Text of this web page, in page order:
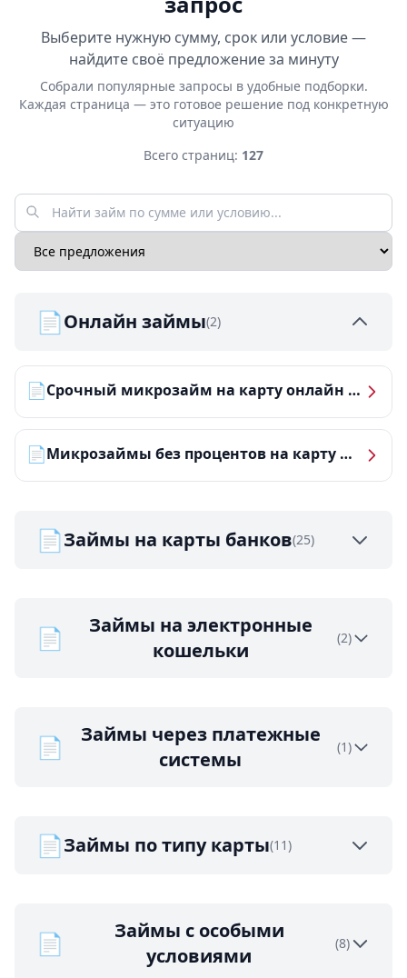
Выберите нужную сумму, срок или условие —
найдите своё предложение за минуту
Собрали популярные запросы в удобные подборки.
Каждая страница — это готовое решение под конкретную
ситуацию
Всего страниц: 127
📄Онлайн займы(2)
📄 Срочный микрозайм на карту онлайн — получить деньги за 5 минут
📄 Микрозаймы без процентов на карту — ТОП-10 за 2026 год
📄Займы на карты банков(25)
📄
Займы на электронные
кошельки
(2)
📄
Займы через платежные
системы
(1)
📄Займы по типу карты(11)
📄
Займы с особыми
условиями
(8)